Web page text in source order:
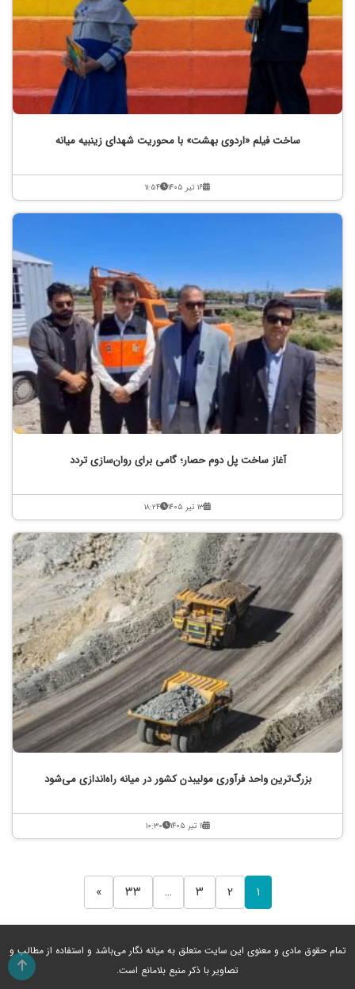
ساخت فیلم «اردوی بهشت» با محوریت شهدای زینبیه میانه
۱۶ تیر ۱۴۰۵ ۱۱:۵۴
آغاز ساخت پل دوم حصار؛ گامی برای روان‌سازی تردد
۱۳ تیر ۱۴۰۵ ۱۸:۲۴
بزرگ‌ترین واحد فرآوری مولیبدن کشور در میانه راه‌اندازی می‌شود
۱۱ تیر ۱۴۰۵ ۱۰:۳۰
۱ ۲ ۳ … ۳۳ »
تمام حقوق مادی و معنوی این سایت متعلق به میانه نگار می‌باشد و استفاده از مطالب و
تصاویر با ذکر منبع بلامانع است.